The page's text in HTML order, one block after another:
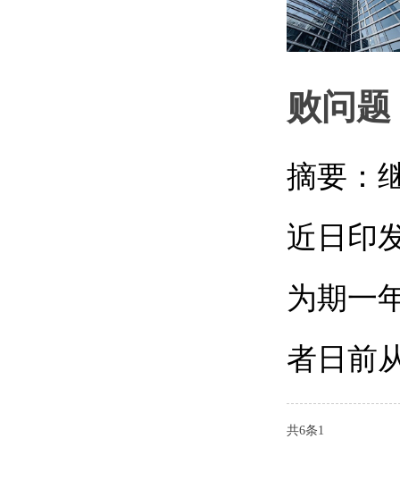
败问题
摘要：
近日印
为期一
者日前
共6条1